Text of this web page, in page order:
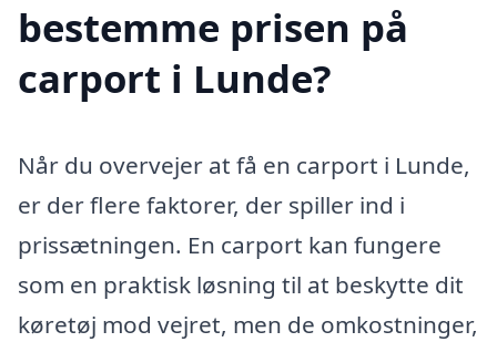
bestemme prisen på
carport i Lunde?
Når du overvejer at få en carport i Lunde,
er der flere faktorer, der spiller ind i
prissætningen. En carport kan fungere
som en praktisk løsning til at beskytte dit
køretøj mod vejret, men de omkostninger,